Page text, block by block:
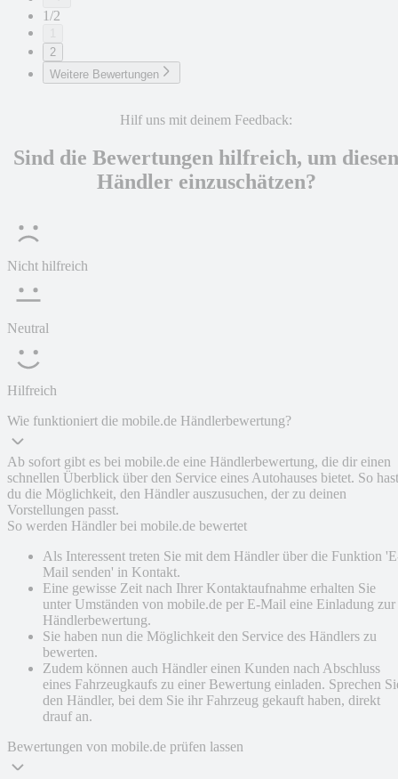
1/2
2
Weitere Bewertungen
Hilf uns mit deinem Feedback:
Sind die Bewertungen hilfreich, um diesen
Händler einzuschätzen?
Nicht hilfreich
Neutral
Hilfreich
Wie funktioniert die mobile.de Händlerbewertung?
Ab sofort gibt es bei mobile.de eine Händlerbewertung, die dir einen
schnellen Überblick über den Service eines Autohauses bietet. So hast
du die Möglichkeit, den Händler auszusuchen, der zu deinen
Vorstellungen passt.
So werden Händler bei mobile.de bewertet
Als Interessent treten Sie mit dem Händler über die Funktion
Mail senden' in Kontakt.
Eine gewisse Zeit nach Ihrer Kontaktaufnahme erhalten Sie
unter Umständen von mobile.de per E-Mail eine Einladung zur
Händlerbewertung.
Sie haben nun die Möglichkeit den Service des Händlers zu
bewerten.
Zudem können auch Händler einen Kunden nach Abschluss
eines Fahrzeugkaufs zu einer Bewertung einladen. Sprechen
den Händler, bei dem Sie ihr Fahrzeug gekauft haben, direkt
drauf an.
Bewertungen von mobile.de prüfen lassen